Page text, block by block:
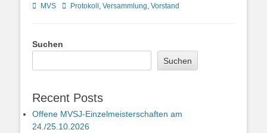
Kategorien
MVS Schlagworte
Protokoll , Versammlung, Vorstand
Suchen
Suchen
Recent Posts
Offene MVSJ-Einzelmeisterschaften am
24./25.10.2026